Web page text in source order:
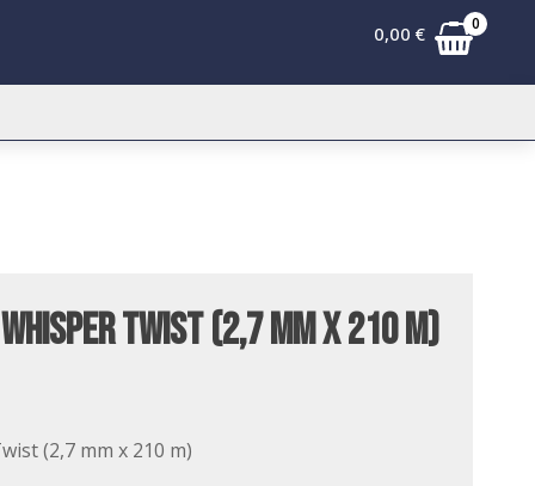
0,00 € 0
Twist (2,7 mm x 210 m)
(2,7 mm x 210 m)